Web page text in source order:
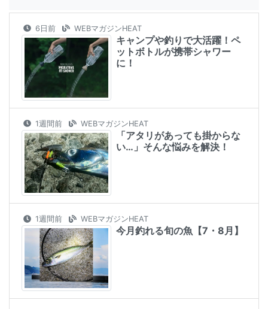
6日前 WEBマガジンHEAT
キャンプや釣りで大活躍！ペ
ットボトルが携帯シャワー
に！
1週間前 WEBマガジンHEAT
「アタリがあっても掛からな
い…」そんな悩みを解決！
1週間前 WEBマガジンHEAT
今月釣れる旬の魚【7・8月】